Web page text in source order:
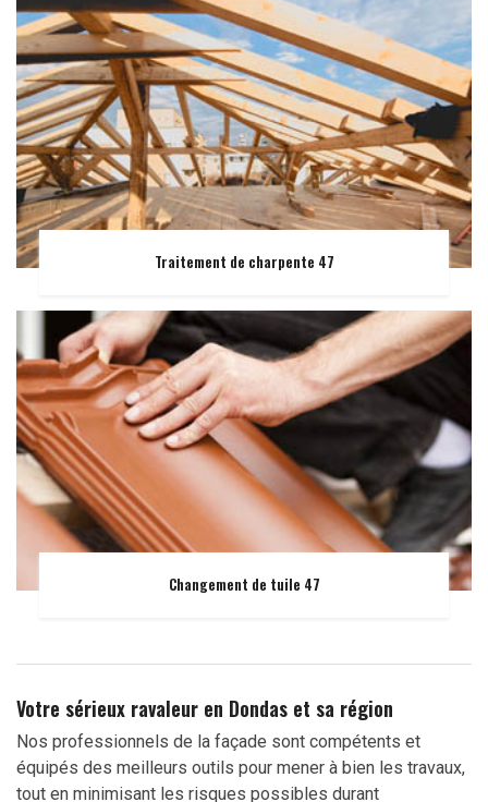
Traitement de charpente 47
Changement de tuile 47
Votre sérieux ravaleur en Dondas et sa région
Nos professionnels de la façade sont compétents et
équipés des meilleurs outils pour mener à bien les travaux,
tout en minimisant les risques possibles durant